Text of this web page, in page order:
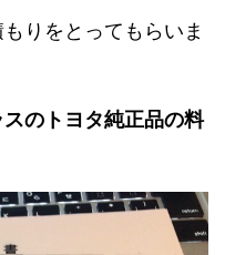
りをとってもらいま
のトヨタ純正品の料